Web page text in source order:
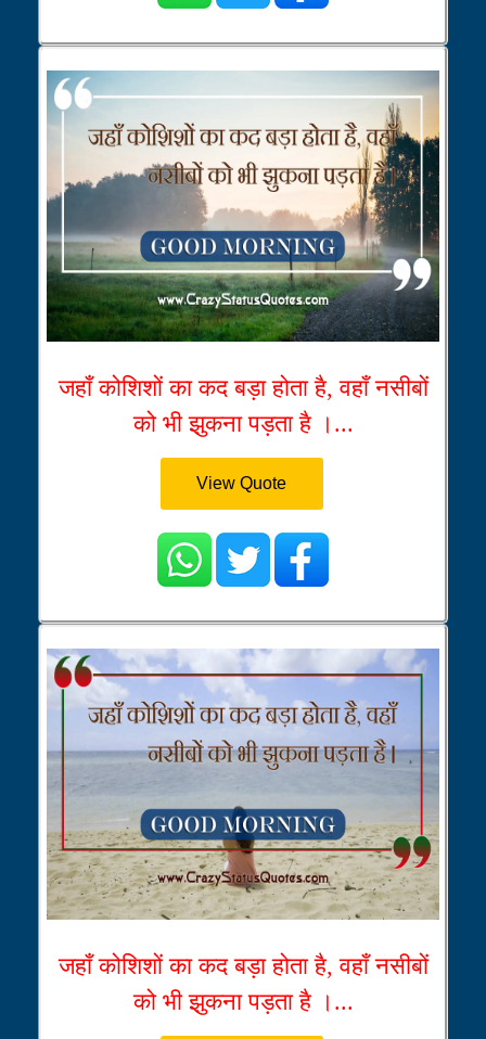
जहाँ कोशिशों का कद बड़ा होता है, वहाँ नसीबों
को भी झुकना पड़ता है ।...
View Quote
जहाँ कोशिशों का कद बड़ा होता है, वहाँ नसीबों
को भी झुकना पड़ता है ।...